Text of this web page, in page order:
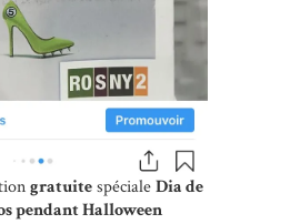
gratuitespécialeDia de
pendant Halloween